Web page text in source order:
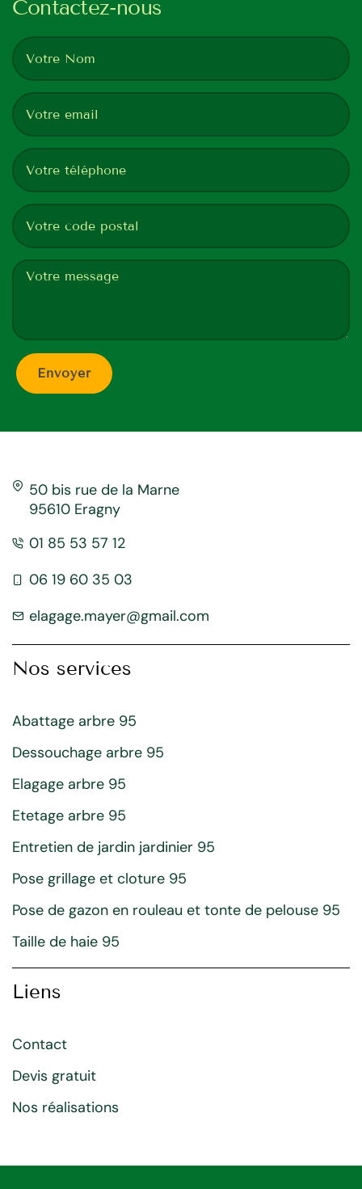
Contactez-nous
50 bis rue de la Marne
95610 Eragny
01 85 53 57 12
06 19 60 35 03
elagage.mayer@gmail.com
Nos services
Abattage arbre 95
Dessouchage arbre 95
Elagage arbre 95
Etetage arbre 95
Entretien de jardin jardinier 95
Pose grillage et cloture 95
Pose de gazon en rouleau et tonte de pelouse 95
Taille de haie 95
Liens
Contact
Devis gratuit
Nos réalisations